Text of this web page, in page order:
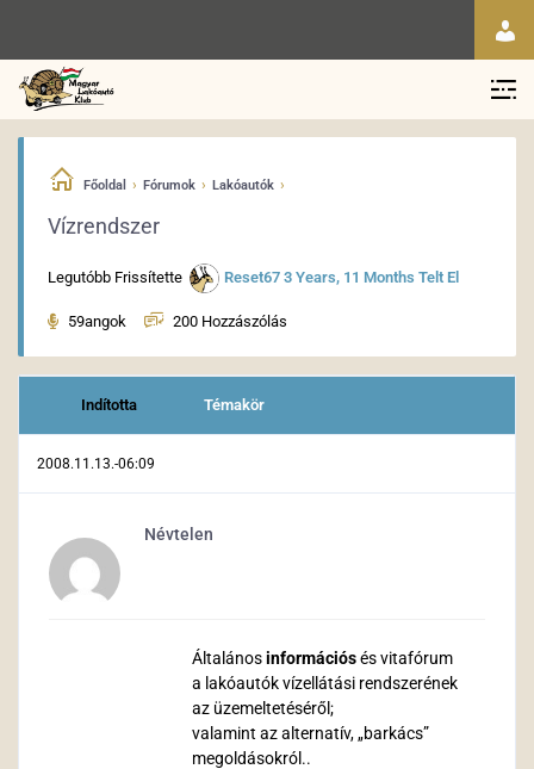
Főoldal › Fórumok › Lakóautók ›
Vízrendszer
Legutóbb Frissítette Reset67 3 Years, 11 Months Telt El
59angok 200 Hozzászólás
Indította Témakör
2008.11.13.-06:09
Névtelen
Általánosinformációsés vitafórum
a lakóautók vízellátási rendszerének
az üzemeltetéséről;
valamint az alternatív, „barkács”
megoldásokról..